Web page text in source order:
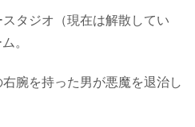
タジオ（現在は解散してい
。
腕を持った男が悪魔を退治し